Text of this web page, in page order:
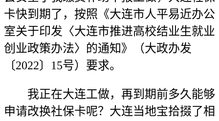
卡快到期了，按照《大连市人平易近办公
室关于印发〈大连市推进高校结业生就业
创业政策办法〉的通知》（大政办发
〔2022〕15号）要求。
我正在大连工做，再到期前多久能够
申请改换社保卡呢？大连当地宝拾掇了相